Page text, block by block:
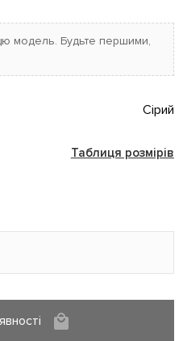
модель. Будьте першими,
Сірий
Таблиця розмірів